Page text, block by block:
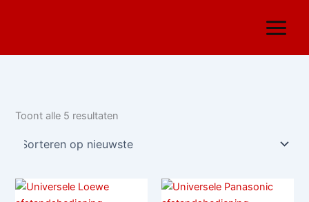
inhoud
Toont alle 5 resultaten